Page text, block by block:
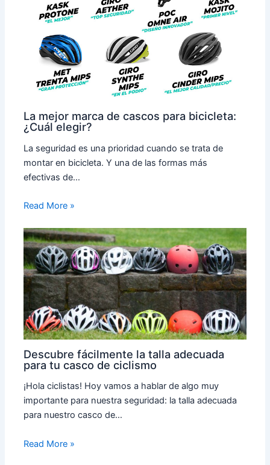
La mejor marca de cascos para bicicleta:
¿Cuál elegir?
La seguridad es una prioridad cuando se trata de
montar en bicicleta. Y una de las formas más
efectivas de…
Read More »
Descubre fácilmente la talla adecuada
para tu casco de ciclismo
¡Hola ciclistas! Hoy vamos a hablar de algo muy
importante para nuestra seguridad: la talla adecuada
para nuestro casco de…
Read More »